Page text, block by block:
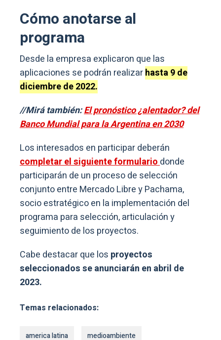
Cómo anotarse al
programa
Desde la empresa explicaron que las
aplicaciones se podrán realizarhasta 9 de
diciembre de 2022.
//Mirá también:El pronóstico ¿alentador? del
Banco Mundial para la Argentina en 2030
Los interesados en participar deberán
completar el siguiente formulariodonde
participarán de un proceso de selección
conjunto entre Mercado Libre y Pachama,
socio estratégico en la implementación del
programa para selección, articulación y
seguimiento de los proyectos.
Cabe destacar que los proyectos
seleccionados se anunciarán en abril de
2023.
Temas relacionados:
america latina medioambiente